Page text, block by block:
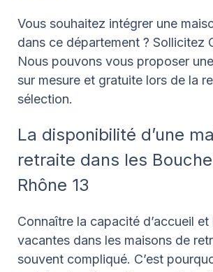
Vous souhaitez intégrer une
dans ce département ? Sollicitez
Nous pouvons vous proposer
sur mesure et gratuite lors de la
sélection.
La disponibilité d’une
retraite dans les
Rhône 13
Connaître la capacité d’accueil
vacantes dans les maisons de
souvent compliqué. C’est